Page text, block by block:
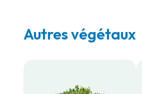
Autres végétaux